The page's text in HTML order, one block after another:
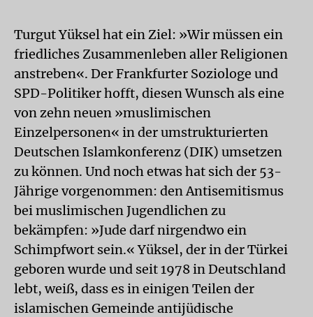
Turgut Yüksel hat ein Ziel: »Wir müssen ein
friedliches Zusammenleben aller Religionen
anstreben«. Der Frankfurter Soziologe und
SPD-Politiker hofft, diesen Wunsch als eine
von zehn neuen »muslimischen
Einzelpersonen« in der umstrukturierten
Deutschen Islamkonferenz (DIK) umsetzen
zu können. Und noch etwas hat sich der 53-
Jährige vorgenommen: den Antisemitismus
bei muslimischen Jugendlichen zu
bekämpfen: »Jude darf nirgendwo ein
Schimpfwort sein.« Yüksel, der in der Türkei
geboren wurde und seit 1978 in Deutschland
lebt, weiß, dass es in einigen Teilen der
islamischen Gemeinde antijüdische